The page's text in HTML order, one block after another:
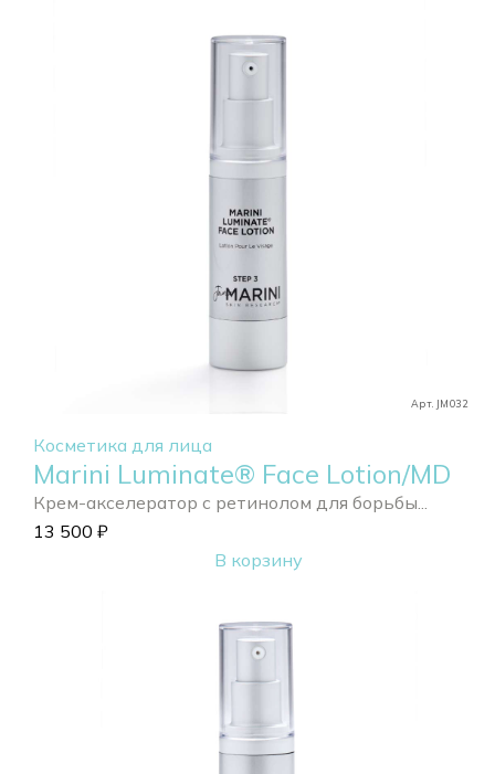
Арт. JM032
Косметика для лица
Marini Luminate® Face Lotion/MD
Крем-акселератор с ретинолом для борьбы...
13 500 ₽
В корзину